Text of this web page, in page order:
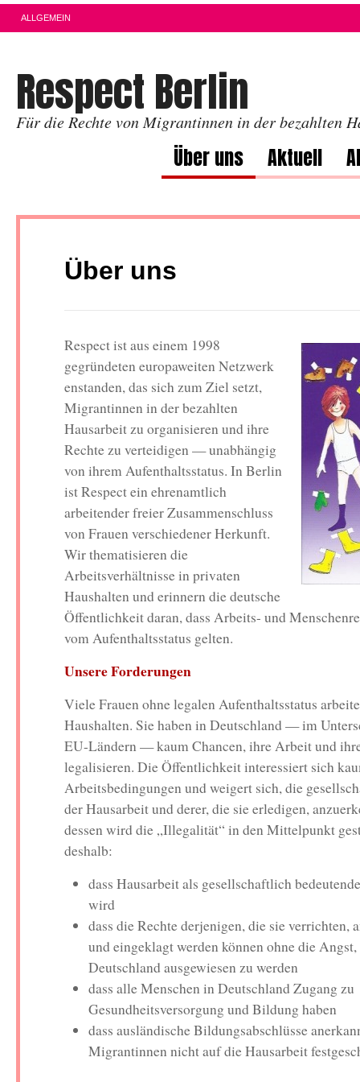
ALLGEMEIN
Respect Berlin
Für die Rechte von Migrantinnen in der bezahlten
Über uns Aktuell
Über uns
Respect ist aus einem 1998
gegründeten europaweiten Netzwerk
enstanden, das sich zum Ziel setzt,
Migrantinnen in der bezahlten
Hausarbeit zu organisieren und ihre
Rechte zu verteidigen — unabhängig
von ihrem Aufenthaltsstatus. In Berlin
ist Respect ein ehrenamtlich
arbeitender freier Zusammenschluss
von Frauen verschiedener Herkunft.
Wir thematisieren die
Arbeitsverhältnisse in privaten
Haushalten und erinnern die deutsche
Öffentlichkeit daran, dass Arbeits- und
vom Aufenthaltsstatus gelten.
Unsere Forderungen
Viele Frauen ohne legalen Aufenthaltsstatus
Haushalten. Sie haben in Deutschland — im
EU-Ländern — kaum Chancen, ihre Arbeit und
legalisieren. Die Öffentlichkeit interessiert sich
Arbeitsbedingungen und weigert sich, die
der Hausarbeit und derer, die sie erledigen,
dessen wird die „Illegalität“ in den Mittelpunkt
deshalb:
dass Hausarbeit als gesellschaftlich
wird
dass die Rechte derjenigen, die sie verrichten,
und eingeklagt werden können ohne die Angst,
Deutschland ausgewiesen zu werden
dass alle Menschen in Deutschland Zugang zu
Gesundheitsversorgung und Bildung haben
dass ausländische Bildungsabschlüsse
Migrantinnen nicht auf die Hausarbeit